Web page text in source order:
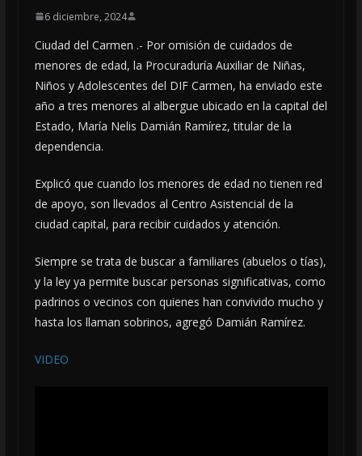
6 diciembre, 2024
Ciudad del Carmen .- Por omisión de cuidados de
menores de edad, la Procuraduría Auxiliar de Niñas,
Niños y Adolescentes del DIF Carmen, ha enviado este
año a tres menores al albergue ubicado en la capital del
Estado, María Nelis Damián Ramírez, titular de la
dependencia.
Explicó que cuando los menores de edad no tienen red
de apoyo, son llevados al Centro Asistencial de la
ciudad capital, para recibir cuidados y atención.
Siempre se trata de buscar a familiares (abuelos o tías),
y la ley ya permite buscar personas significativas, como
padrinos o vecinos con quienes han convivido mucho y
hasta los llaman sobrinos, agregó Damián Ramírez.
VIDEO